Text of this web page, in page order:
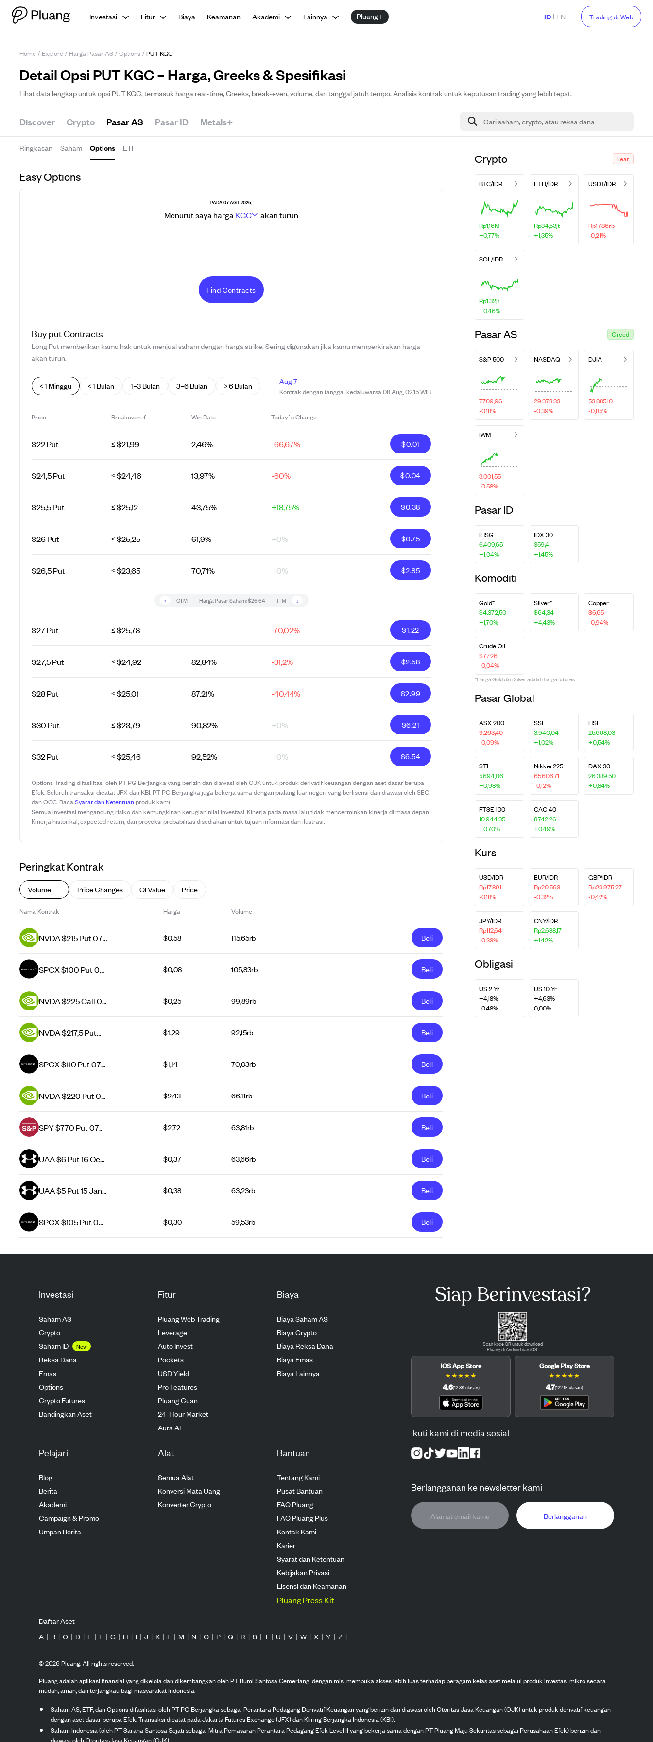
Investasi Fitur Biaya Keamanan Akademi Lainnya Pluang+ ID | EN Trading di Web
Home / Explore / Harga Pasar AS / Options / PUT KGC
Detail Opsi PUT KGC – Harga, Greeks & Spesifikasi
Lihat data lengkap untuk opsi PUT KGC, termasuk harga real-time, Greeks, break-even, volume, dan tanggal jatuh tempo. Analisis kontrak untuk keputusan trading yang lebih tepat.
Discover Crypto Pasar AS Pasar ID Metals+ Cari saham, crypto, atau reksa dana
Ringkasan Saham Options ETF
Easy Options
PADA 07 AGT 2026,
Menurut saya harga KGC akanturun
Find Contracts
Buy putContracts
Long Put memberikan kamu hak untuk menjual saham dengan harga strike. Sering digunakan jika kamu memperkirakan harga
akan turun.
< 1 Minggu < 1 Bulan 1–3 Bulan 3–6 Bulan > 6 Bulan Aug 7
Kontrak dengan tanggal kedaluwarsa 08 Aug, 02:15 WIB
Price Breakeven if Win Rate Today`s Change
$22 Put ≤ $21,99 2,46% -66,67% $0.01
$24,5 Put ≤ $24,46 13,97% -60% $0.04
$25,5 Put ≤ $25,12 43,75% +18,75% $0.38
$26 Put ≤ $25,25 61,9% +0% $0.75
$26,5 Put ≤ $23,65 70,71% +0% $2.85
↑ OTM Harga Pasar Saham:$26,64 ITM ↓
$27 Put ≤ $25,78 - -70,02% $1.22
$27,5 Put ≤ $24,92 82,84% -31,2% $2.58
$28 Put ≤ $25,01 87,21% -40,44% $2.99
$30 Put ≤ $23,79 90,82% +0% $6.21
$32 Put ≤ $25,46 92,52% +0% $6.54
Options Trading difasilitasi oleh PT PG Berjangka yang berizin dan diawasi oleh OJK untuk produk derivatif keuangan dengan aset dasar berupa
Efek. Seluruh transaksi dicatat JFX dan KBI. PT PG Berjangka juga bekerja sama dengan pialang luar negeri yang berlisensi dan diawasi oleh SEC
dan OCC. BacaSyarat dan Ketentuanproduk kami.
Semua investasi mengandung risiko dan kemungkinan kerugian nilai investasi. Kinerja pada masa lalu tidak mencerminkan kinerja di masa depan.
Kinerja historikal, expected return, dan proyeksi probabilitas disediakan untuk tujuan informasi dan ilustrasi.
Peringkat Kontrak
Volume Price Changes OI Value Price
Nama Kontrak Harga Volume
NVDA $215 Put 07
$0,58 115,65rb Beli
SPCX $100 Put 07
$0,08 105,83rb Beli
NVDA $225 Call 07
$0,25 99,89rb Beli
NVDA $217,5 Put
$1,29 92,15rb Beli
SPCX $110 Put 07
$1,14 70,03rb Beli
NVDA $220 Put 07
$2,43 66,11rb Beli
SPY $770 Put 07
$2,72 63,81rb Beli
UAA $6 Put 16 Oct
$0,37 63,66rb Beli
UAA $5 Put 15 Jan
$0,38 63,23rb Beli
SPCX $105 Put 07
$0,30 59,53rb Beli
Crypto Fear
BTC/IDR
Rp1,16M
+0,77%
ETH/IDR
Rp34,53jt
+1,35%
USDT/IDR
Rp17,86rb
-0,21%
SOL/IDR
Rp1,32jt
+0,46%
Pasar AS Greed
S&P 500
7.709,96
-0,18%
NASDAQ
29.373,33
-0,39%
DJIA
53.885,10
-0,85%
IWM
3.001,55
-0,58%
Pasar ID
IHSG
6.409,65
+1,04%
IDX 30
359,41
+1,45%
Komoditi
Gold*
$4.372,50
+1,70%
Silver*
$64,34
+4,43%
Copper
$6,65
-0,94%
Crude Oil
$77,26
-0,04%
*Harga Gold dan Silver adalah harga futures.
Pasar Global
ASX 200
9.263,40
-0,09%
SSE
3.940,04
+1,02%
HSI
25.668,03
+0,54%
STI
5.694,06
+0,98%
Nikkei 225
65.606,71
-0,12%
DAX 30
26.389,50
+0,84%
FTSE 100
10.944,35
+0,70%
CAC 40
8.742,26
+0,49%
Kurs
USD/IDR
Rp17.891
-0,18%
EUR/IDR
Rp20.563
-0,32%
GBP/IDR
Rp23.975,27
-0,42%
JPY/IDR
Rp112,64
-0,33%
CNY/IDR
Rp2.688,17
+1,42%
Obligasi
US 2 Yr
+4,18%
-0,48%
US 10 Yr
+4,63%
0,00%
Investasi
Saham AS
Crypto
Saham ID
New
Reksa Dana
Emas
Options
Crypto Futures
Bandingkan Aset
Fitur
Pluang Web Trading
Leverage
Auto Invest
Pockets
USD Yield
Pro Features
Pluang Cuan
24-Hour Market
Aura AI
Biaya
Biaya Saham AS
Biaya Crypto
Biaya Reksa Dana
Biaya Emas
Biaya Lainnya
Pelajari
Blog
Berita
Akademi
Campaign & Promo
Umpan Berita
Alat
Semua Alat
Konversi Mata Uang
Konverter Crypto
Bantuan
Tentang Kami
Pusat Bantuan
FAQ Pluang
FAQ Pluang Plus
Kontak Kami
Karier
Syarat dan Ketentuan
Kebijakan Privasi
Lisensi dan Keamanan
Pluang Press Kit
Siap Berinvestasi?
Scan kode QR untuk download
Pluang di Android dan iOS.
iOS App Store
★★★★★
4.6(12.3Kulasan)
Google Play Store
★★★★★
4.7(122.1Kulasan)
Ikuti kami di media sosial
Berlangganan ke newsletter kami
Berlangganan
Daftar Aset
A | B | C | D | E | F | G | H | I | J | K | L | M | N | O | P | Q | R | S | T | U | V | W | X | Y | Z |
©2026Pluang. All rights reserved.
Pluang adalah aplikasi finansial yang dikelola dan dikembangkan oleh PT Bumi Santosa Cemerlang, dengan misi membuka akses lebih luas terhadap beragam kelas aset melalui produk investasi mikro secara
mudah, aman, dan terjangkau bagi masyarakat Indonesia.
Saham AS, ETF, dan Options difasilitasi oleh PT PG Berjangka sebagai Perantara Pedagang Derivatif Keuangan yang berizin dan diawasi oleh Otoritas Jasa Keuangan (OJK) untuk produk derivatif keuangan
dengan aset dasar berupa Efek. Transaksi dicatat pada Jakarta Futures Exchange (JFX) dan Kliring Berjangka Indonesia (KBI).
Saham Indonesia (oleh PT Sarana Santosa Sejati sebagai Mitra Pemasaran Perantara Pedagang Efek Level II yang bekerja sama dengan PT Pluang Maju Sekuritas sebagai Perusahaan Efek) berizin dan
diawasi oleh Otoritas Jasa Keuangan (OJK).